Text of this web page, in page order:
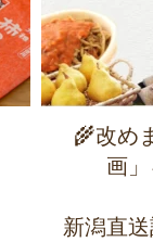
🌾改め
画
新潟直